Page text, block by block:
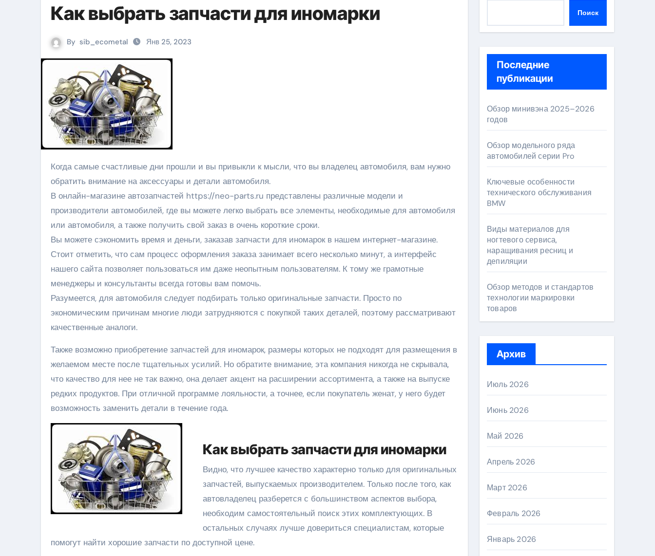
Как выбрать запчасти для иномарки
By sib_ecometal Янв 25, 2023
Когда самые счастливые дни прошли и вы привыкли к мысли, что вы владелец автомобиля, вам нужно
обратить внимание на аксессуары и детали автомобиля.
В онлайн-магазине автозапчастей https://neo-parts.ru представлены различные модели и
производители автомобилей, где вы можете легко выбрать все элементы, необходимые для автомобиля
или автомобиля, а также получить свой заказ в очень короткие сроки.
Вы можете сэкономить время и деньги, заказав запчасти для иномарок в нашем интернет-магазине.
Стоит отметить, что сам процесс оформления заказа занимает всего несколько минут, а интерфейс
нашего сайта позволяет пользоваться им даже неопытным пользователям. К тому же грамотные
менеджеры и консультанты всегда готовы вам помочь.
Разумеется, для автомобиля следует подбирать только оригинальные запчасти. Просто по
экономическим причинам многие люди затрудняются с покупкой таких деталей, поэтому рассматривают
качественные аналоги.
Также возможно приобретение запчастей для иномарок, размеры которых не подходят для размещения в
желаемом месте после тщательных усилий. Но обратите внимание, эта компания никогда не скрывала,
что качество для нее не так важно, она делает акцент на расширении ассортимента, а также на выпуске
редких продуктов. При отличной программе лояльности, а точнее, если покупатель женат, у него будет
возможность заменить детали в течение года.
Как выбрать запчасти для иномарки
Видно, что лучшее качество характерно только для оригинальных
запчастей, выпускаемых производителем. Только после того, как
автовладелец разберется с большинством аспектов выбора,
необходим самостоятельный поиск этих комплектующих. В
остальных случаях лучше довериться специалистам, которые
помогут найти хорошие запчасти по доступной цене.
Поиск
Последние
публикации
Обзор минивэна 2025–2026
годов
Обзор модельного ряда
автомобилей серии Pro
Ключевые особенности
технического обслуживания
BMW
Виды материалов для
ногтевого сервиса,
наращивания ресниц и
депиляции
Обзор методов и стандартов
технологии маркировки
товаров
Архив
Июль 2026
Июнь 2026
Май 2026
Апрель 2026
Март 2026
Февраль 2026
Январь 2026